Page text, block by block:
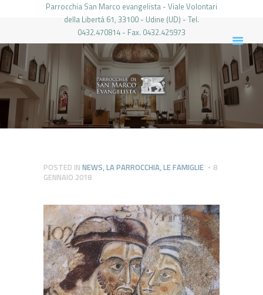
Parrocchia San Marco evangelista - Viale Volontari
della Libertá 61, 33100 - Udine (UD) - Tel.
0432.470814 - Fax. 0432.425973
PARROCCHIA DI SAN MARCO UDINE
HOME
LA PARROCCHIA
IL PARROCO
LE ATTIVITÀ
PIERABECH
FOTO E VIDEO
CONTATTI
LOGIN
POSTED IN NEWS,LA PARROCCHIA,LE FAMIGLIE
8
GENNAIO 2018